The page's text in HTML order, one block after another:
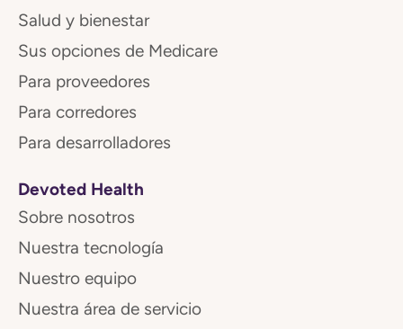
Salud y bienestar
Sus opciones de Medicare
Para proveedores
Para corredores
Para desarrolladores
Devoted Health
Sobre nosotros
Nuestra tecnología
Nuestro equipo
Nuestra área de servicio